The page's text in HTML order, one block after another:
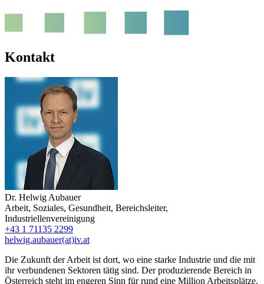
Kontakt
Dr. Helwig Aubauer
Arbeit, Soziales, Gesundheit, Bereichsleiter,
Industriellenvereinigung
+43 1 71135 2299
helwig.aubauer(at)iv.at
Die Zukunft der Arbeit ist dort, wo eine starke Industrie und die mit
ihr verbundenen Sektoren tätig sind. Der produzierende Bereich in
Österreich steht im engeren Sinn für rund eine Million Arbeitsplätze.